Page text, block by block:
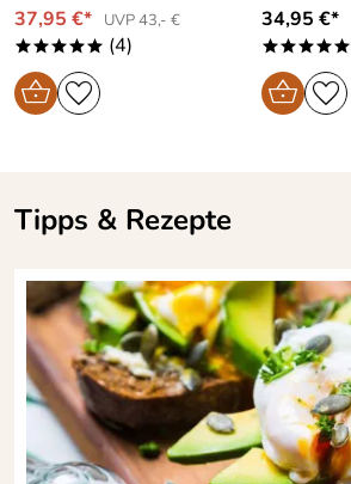
37,95 €* UVP 43,- €
***** (4)
34,95 €*
*****
Tipps & Rezepte